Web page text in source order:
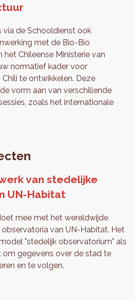
via de Schooldienst ook
met de Bio-Bio
het Chileense Ministerie van
normatief kader voor
te ontwikkelen. Deze
vorm aan van verschillende
zoals het internationale
van stedelijke
UN-Habitat
mee met het wereldwijde
van UN-Habitat. Het
"stedelijk observatorium" als
om gegevens over de stad te
en te volgen.